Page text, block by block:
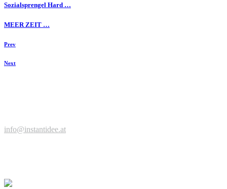
Sozialsprengel Hard …
MEER ZEIT …
Prev
Next
info@instantidee.at